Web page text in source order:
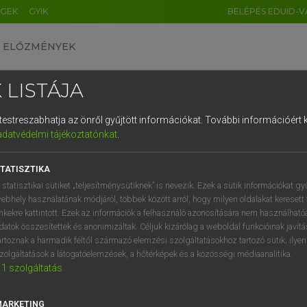
GYIK BELÉPÉS EDUID-
ELŐZMÉNYEK
szótár
VAN ELŐFIZETÉSED?
megtekintéséhez.
LISTÁJA
az önről gyűjtött információkat. További információért
tájékoztatónkat.
statisztikai sütiket „teljesítménysütiknek” is nevezik. Ezek a sütik információkat
használatának módjáról, többek között arról, hogy milyen oldalakat keresett
kattintott. Ezek az információk a felhasználó azonosítására nem
összesítettek és anonimizáltak. Céljuk kizárólag a weboldal funkcióinak
a harmadik féltől származó elemzési szolgáltatásokhoz tartozó sütik;
a látogatóelemzések, a hőtérképek és a közösségi médiaanalitika.
1 szolgáltatás
DE CN FR ES IT NL
1 2 3 4 5 6 7 8 9
q w e r t z u i
a s d f g h j k l é
í y x c v b n m , .